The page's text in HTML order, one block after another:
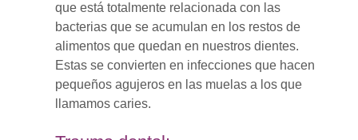
que está totalmente relacionada con las
bacterias que se acumulan en los restos de
alimentos que quedan en nuestros dientes.
Estas se convierten en infecciones que hacen
pequeños agujeros en las muelas a los que
llamamos caries.